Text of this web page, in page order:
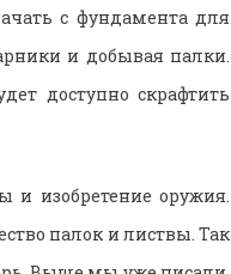
с фундамента для
и добывая палки.
доступно скрафтить
и изобретение оружия.
палок и листвы. Так